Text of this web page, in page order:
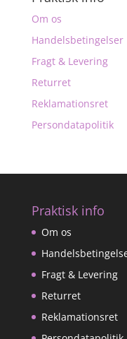
Om os
Handelsbetingelser
Fragt & Levering
Returret
Reklamationsret
Persondatapolitik
Praktisk info
Om os
Fragt & Levering
Returret
Reklamationsret